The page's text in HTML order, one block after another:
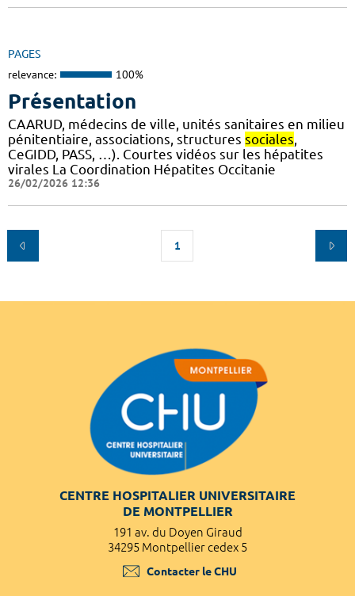
PAGES
relevance: 100%
Présentation
CAARUD, médecins de ville, unités sanitaires en milieu
pénitentiaire, associations, structures sociales
CeGIDD, PASS, …). Courtes vidéos sur les hépatites
virales La Coordination Hépatites Occitanie
26/02/2026 12:36
1
CENTRE HOSPITALIER UNIVERSITAIRE
DE MONTPELLIER
191 av. du Doyen Giraud
34295 Montpellier cedex 5
Contacter le CHU